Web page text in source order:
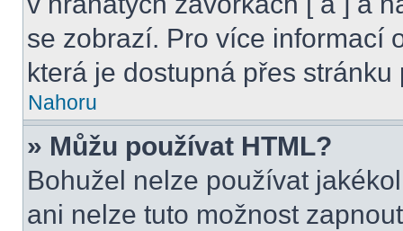
se zobrazí. Pro více informací
která je dostupná přes stránku
Nahoru
» Můžu používat HTML?
Bohužel nelze používat
ani nelze tuto možnost